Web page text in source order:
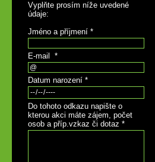
Vyplňte prosím níže uvedené
údaje:
Jméno a příjmení *
E-mail *
Datum narození *
Do tohoto odkazu napište o
kterou akci máte zájem, počet
osob a příp.vzkaz či dotaz *